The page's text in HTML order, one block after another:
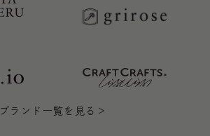
ブランド一覧を見る＞